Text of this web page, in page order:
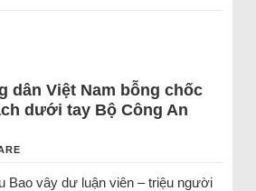
dân Việt Nam bỗng chốc
dưới tay Bộ Công An
Bao vây dư luận viên – triệu người